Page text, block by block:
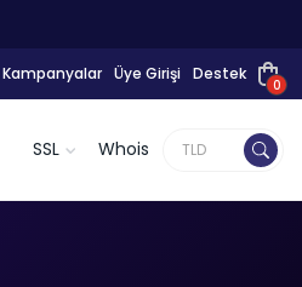
Kampanyalar Üye Girişi Destek
0
SSL Whois